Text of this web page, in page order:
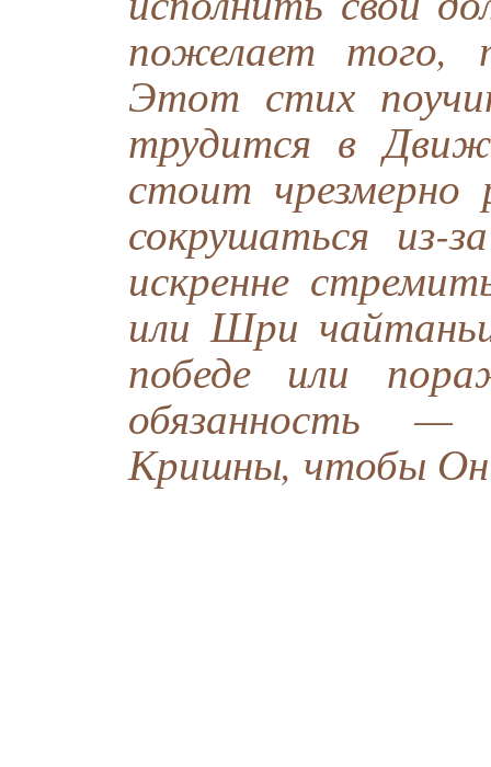
пожелает того,
Этот стих
трудится в
стоит чрезмерно
сокрушаться
искренне
или Шри
победе или
обязанность —
Кришны, чтобы Он